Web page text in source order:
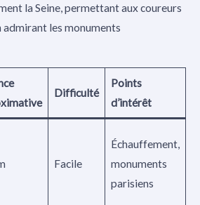
la Seine, permettant aux coureurs
admirant les monuments
Difficulté
Points
d’intérêt
Facile
Échauffement,
monuments
parisiens